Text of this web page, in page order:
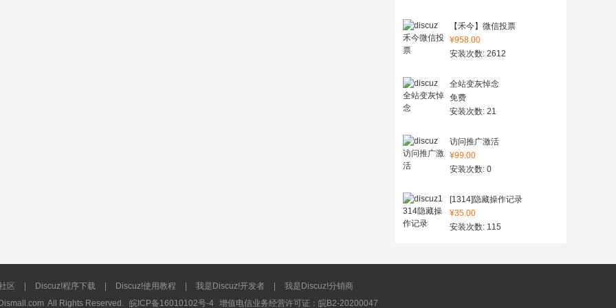
【禾今】微信投票
¥958.00
安装次数: 2612
全站变灰悼念
免费
安装次数: 21
访问推广激活
¥99.00
安装次数: 0
[1314]隐藏操作记录
¥35.00
安装次数: 115
区 Discuz!程序下载 Discuz!使用教程 我是Discuz!开发者
我是Discuz!分销商
Dismall.com All Rights Reserved. 皖ICP备16010102号-4 增值电信业务经营许可证：皖B2-20200047